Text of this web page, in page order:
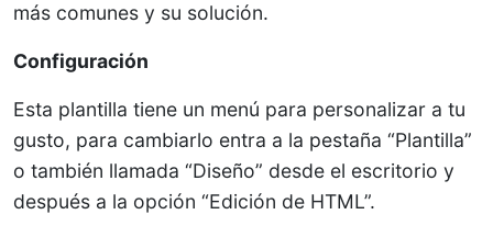
más comunes y su solución.
Configuración
Esta plantilla tiene un menú para personalizar a tu
gusto, para cambiarlo entra a la pestaña “Plantilla”
o también llamada “Diseño” desde el escritorio y
después a la opción “Edición de HTML”.